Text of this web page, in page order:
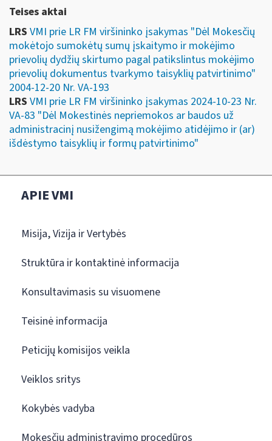
Teises aktai
LRS VMI prie LR FM viršininko įsakymas "Dėl Mokesčių
mokėtojo sumokėtų sumų įskaitymo ir mokėjimo
prievolių dydžių skirtumo pagal patikslintus mokėjimo
prievolių dokumentus tvarkymo taisyklių patvirtinimo"
2004-12-20 Nr. VA-193
LRS VMI prie LR FM viršininko įsakymas 2024-10-23 Nr.
VA-83 "Dėl Mokestinės nepriemokos ar baudos už
administracinį nusižengimą mokėjimo atidėjimo ir (ar)
išdėstymo taisyklių ir formų patvirtinimo"
APIE VMI
Misija, Vizija ir Vertybės
Struktūra ir kontaktinė informacija
Konsultavimasis su visuomene
Teisinė informacija
Peticijų komisijos veikla
Veiklos sritys
Kokybės vadyba
Mokesčių administravimo procedūros